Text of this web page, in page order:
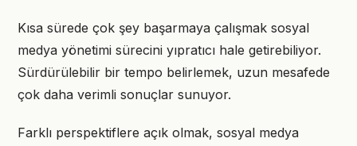
Kısa sürede çok şey başarmaya çalışmak sosyal
medya yönetimi sürecini yıpratıcı hale getirebiliyor.
Sürdürülebilir bir tempo belirlemek, uzun mesafede
çok daha verimli sonuçlar sunuyor.
Farklı perspektiflere açık olmak, sosyal medya